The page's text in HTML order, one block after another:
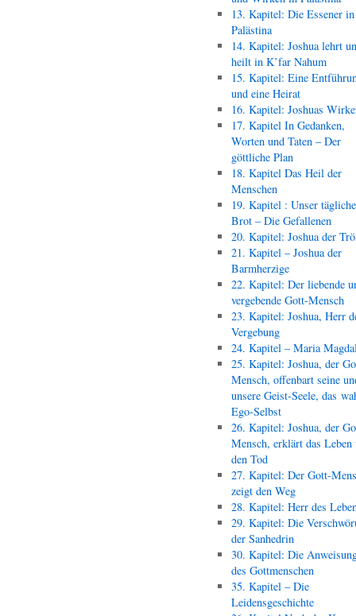
13. Kapitel: Die Essener in
Palästina
14. Kapitel: Joshua lehrt
heilt in K’far Nahum
15. Kapitel: Eine
und eine Heirat
16. Kapitel: Joshuas
17. Kapitel In Gedanken,
Worten und Taten – Der
göttliche Plan
18. Kapitel Das Heil der
Menschen
19. Kapitel : Unser
Brot – Die Gefallenen
20. Kapitel: Joshua der
21. Kapitel – Joshua der
Barmherzige
22. Kapitel: Der liebende
vergebende Gott-Mensch
23. Kapitel: Joshua, Herr
Vergebung
24. Kapitel – Maria
25. Kapitel: Joshua, der
Mensch, offenbart seine
unsere Geist-Seele, das
Ego-Selbst
26. Kapitel: Joshua, der
Mensch, erklärt das Leben
den Tod
27. Kapitel: Der Gott-
zeigt den Weg
28. Kapitel: Herr des
29. Kapitel: Die
der Sanhedrin
30. Kapitel: Die
des Gottmenschen
35. Kapitel – Die
Leidensgeschichte